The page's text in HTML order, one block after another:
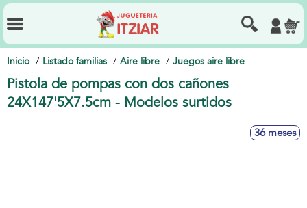
Inicio Listado familias Aire libre Juegos aire libre
Pistola de pompas con dos cañones
24X147'5X7.5cm - Modelos surtidos
36 meses